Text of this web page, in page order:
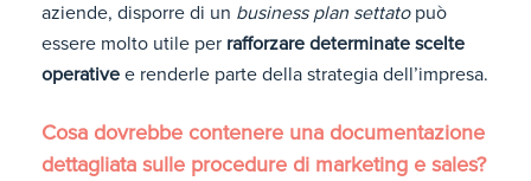
aziende, disporre di un business plan settatopuò
essere molto utile per rafforzare determinate scelte
operative e renderle parte della strategia dell’impresa.
Cosa dovrebbe contenere una documentazione
dettagliata sulle procedure di marketing e sales?